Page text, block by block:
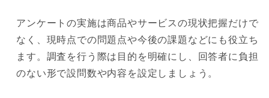
アンケートの実施は商品やサービスの現状把握だけで
なく、現時点での問題点や今後の課題などにも役立ち
ます。調査を行う際は目的を明確にし、回答者に負担
のない形で設問数や内容を設定しましょう。